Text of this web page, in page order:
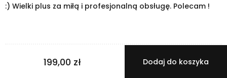
199,00 zł Dodaj do koszyka
:) Wielki plus za miłą i profesjonalną obsługę. Polecam !